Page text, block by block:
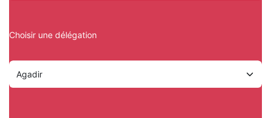
Choisir une délégation